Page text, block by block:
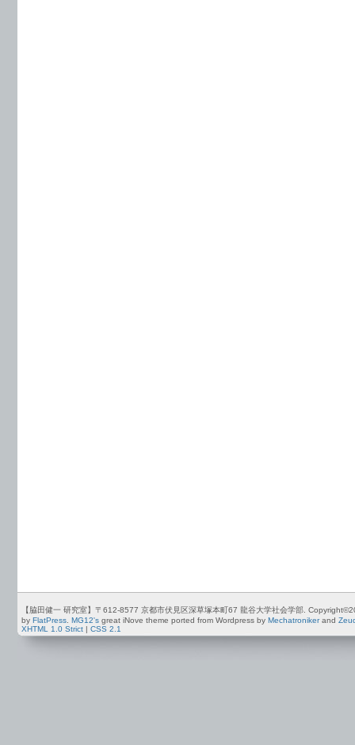
【脇田健一 研究室】〒612-8577 京都市伏見区深草塚本町67 龍谷大学社会学部.
by FlatPress. MG12's great iNove theme ported from Wordpress by Mechatronikerand
XHTML 1.0 Strict
CSS 2.1